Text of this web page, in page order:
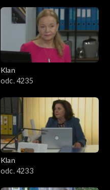
Klan
odc. 4235
Klan
odc. 4233